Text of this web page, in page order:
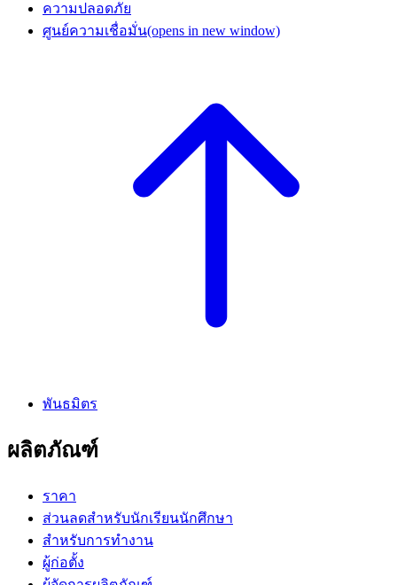
ความปลอดภัย
ศูนย์ความเชื่อมั่น(opens in new window)
พันธมิตร
ผลิตภัณฑ์
ราคา
ส่วนลดสำหรับนักเรียนนักศึกษา
สำหรับการทำงาน
ผู้ก่อตั้ง